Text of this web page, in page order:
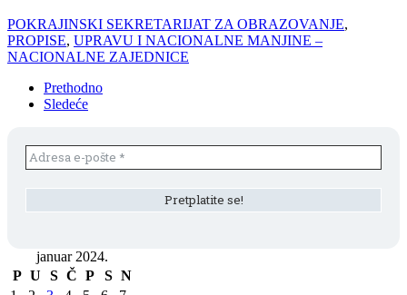
POKRAJINSKI SEKRETARIJAT ZA OBRAZOVANJE,
PROPISE, UPRAVU I NACIONALNE MANJINE –
NACIONALNE ZAJEDNICE
Prethodno
Sledeće
januar 2024.
P U S Č P S N